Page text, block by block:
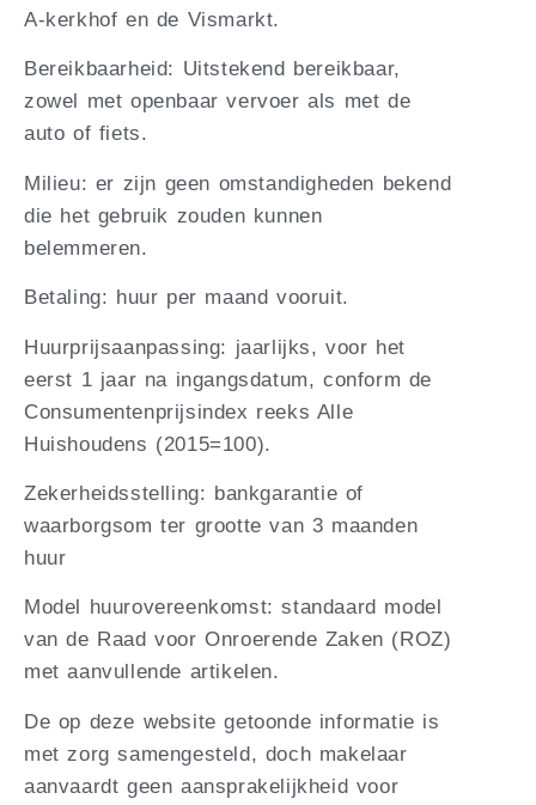
A-kerkhof en de Vismarkt.
Bereikbaarheid: Uitstekend bereikbaar,
zowel met openbaar vervoer als met de
auto of fiets.
Milieu: er zijn geen omstandigheden bekend
die het gebruik zouden kunnen
belemmeren.
Betaling: huur per maand vooruit.
Huurprijsaanpassing: jaarlijks, voor het
eerst 1 jaar na ingangsdatum, conform de
Consumentenprijsindex reeks Alle
Huishoudens (2015=100).
Zekerheidsstelling: bankgarantie of
waarborgsom ter grootte van 3 maanden
huur
Model huurovereenkomst: standaard model
van de Raad voor Onroerende Zaken (ROZ)
met aanvullende artikelen.
De op deze website getoonde informatie is
met zorg samengesteld, doch makelaar
aanvaardt geen aansprakelijkheid voor